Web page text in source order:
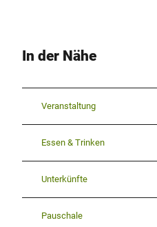
In der Nähe
Veranstaltung
Essen & Trinken
Unterkünfte
Pauschale